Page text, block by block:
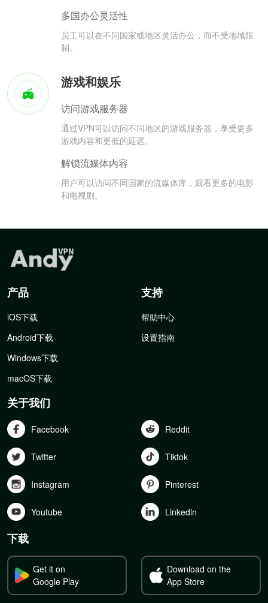
多国办公灵活性
员工可以在不同国家或地区灵活办公，而不受地域限
制。
游戏和娱乐
访问游戏服务器
通过VPN可以访问不同地区的游戏服务器，享受更多
游戏内容和更低的延迟。
解锁流媒体内容
用户可以访问不同国家的流媒体库，观看更多的电影
和电视剧。
产品
iOS下载
Android下载
Windows下载
macOS下载
支持
帮助中心
设置指南
关于我们
Facebook Reddit
Twitter Tiktok
Instagram Pinterest
Youtube Linkedln
下载
Get it on
Google Play
Download on the
App Store